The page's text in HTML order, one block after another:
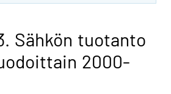
Sähkön tuotanto
2000-